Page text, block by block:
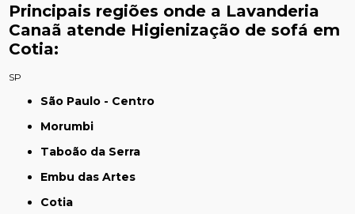
Principais regiões onde a Lavanderia
Canaã atende Higienização de sofá em
Cotia:
SP
São Paulo - Centro
Morumbi
Taboão da Serra
Embu das Artes
Cotia